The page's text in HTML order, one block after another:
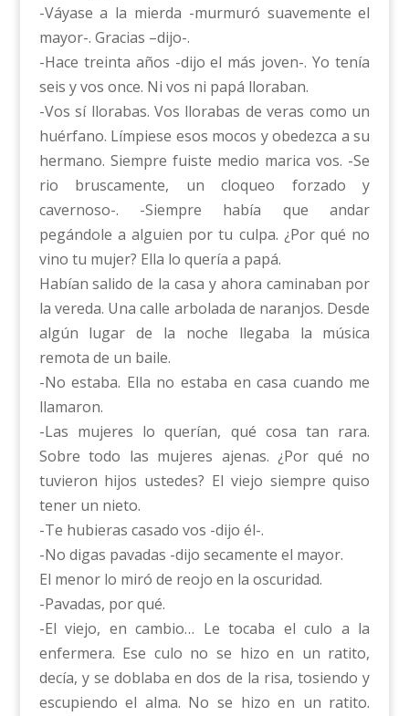
-Váyase a la mierda -murmuró suavemente el
mayor-. Gracias –dijo-.
-Hace treinta años -dijo el más joven-. Yo tenía
seis y vos once. Ni vos ni papá lloraban.
-Vos sí llorabas. Vos llorabas de veras como un
huérfano. Límpiese esos mocos y obedezca a su
hermano. Siempre fuiste medio marica vos. -Se
rio bruscamente, un cloqueo forzado y
cavernoso-. -Siempre había que andar
pegándole a alguien por tu culpa. ¿Por qué no
vino tu mujer? Ella lo quería a papá.
Habían salido de la casa y ahora caminaban por
la vereda. Una calle arbolada de naranjos. Desde
algún lugar de la noche llegaba la música
remota de un baile.
-No estaba. Ella no estaba en casa cuando me
llamaron.
-Las mujeres lo querían, qué cosa tan rara.
Sobre todo las mujeres ajenas. ¿Por qué no
tuvieron hijos ustedes? El viejo siempre quiso
tener un nieto.
-Te hubieras casado vos -dijo él-.
-No digas pavadas -dijo secamente el mayor.
El menor lo miró de reojo en la oscuridad.
-Pavadas, por qué.
-El viejo, en cambio… Le tocaba el culo a la
enfermera. Ese culo no se hizo en un ratito,
decía, y se doblaba en dos de la risa, tosiendo y
escupiendo el alma. No se hizo en un ratito.